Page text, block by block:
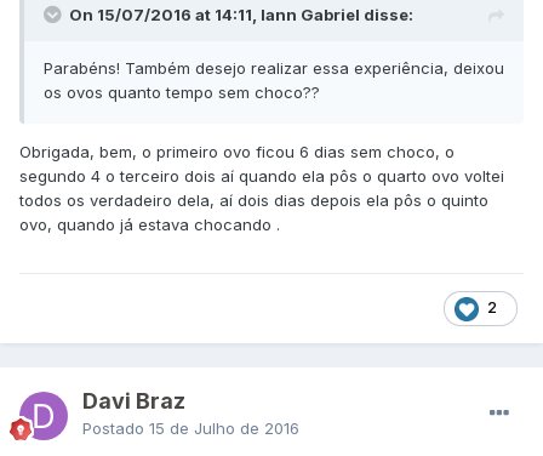
On 15/07/2016 at 14:11, Iann Gabriel disse:
Parabéns! Também desejo realizar essa experiência, deixou
os ovos quanto tempo sem choco??
Obrigada, bem, o primeiro ovo ficou 6 dias sem choco, o
segundo 4 o terceiro dois aí quando ela pôs o quarto ovo voltei
todos os verdadeiro dela, aí dois dias depois ela pôs o quinto
ovo, quando já estava chocando .
2
Davi Braz
Postado 15 de Julho de 2016